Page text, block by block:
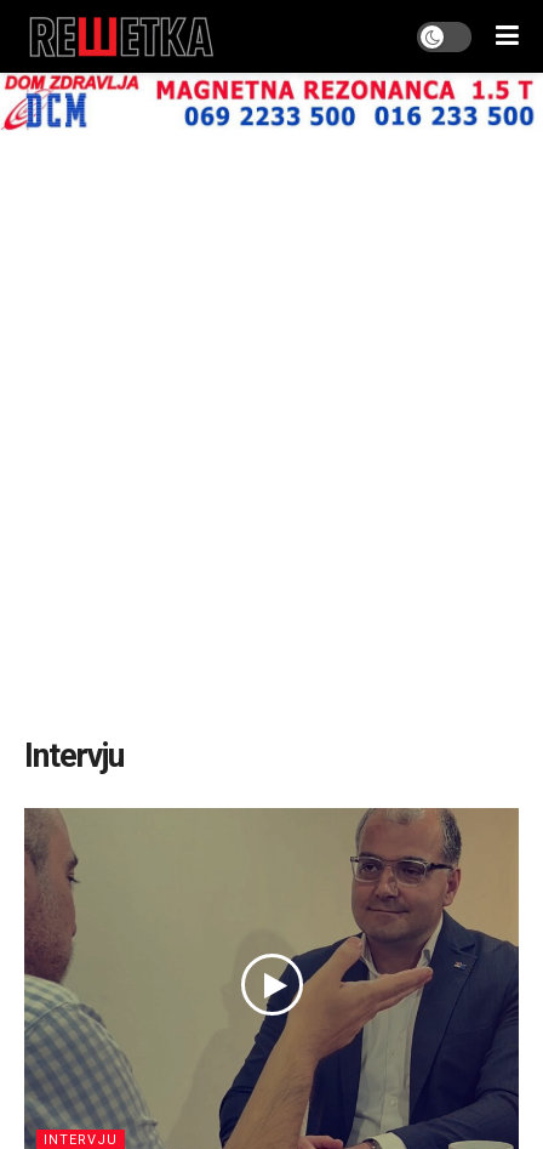
Intervju
INTERVJU